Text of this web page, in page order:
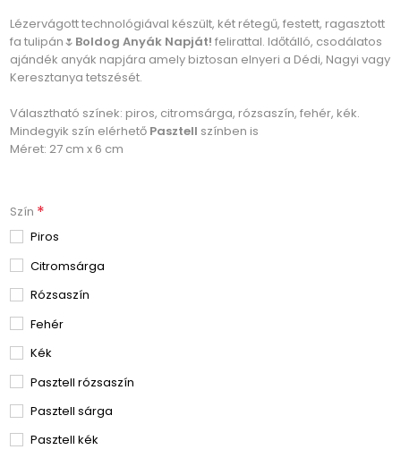
Lézervágott technológiával készült, két rétegű, festett, ragasztott
fa tulipán🌷 Boldog Anyák Napját! felirattal. Időtálló, csodálatos
ajándék anyák napjára amely biztosan elnyeri a Dédi, Nagyi vagy
Keresztanya tetszését.
Választható színek: piros, citromsárga, rózsaszín, fehér, kék.
Mindegyik szín elérhető Pasztell színben is
Méret: 27 cm x 6 cm
Szín *
Piros
Citromsárga
Rózsaszín
Fehér
Kék
Pasztell rózsaszín
Pasztell sárga
Pasztell kék